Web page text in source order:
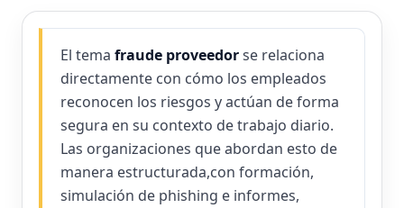
El tema fraude proveedorse relaciona
directamente con cómo los empleados
reconocen los riesgos y actúan de forma
segura en su contexto de trabajo diario.
Las organizaciones que abordan esto de
manera estructurada,con formación,
simulación de phishing e informes,